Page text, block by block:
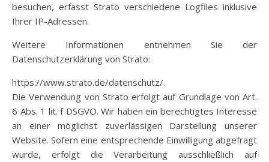
besuchen, erfasst Strato verschiedene Logfiles inklusive
Ihrer IP-Adressen.
Weitere Informationen entnehmen Sie der
Datenschutzerklärung von Strato:
https://www.strato.de/datenschutz/.
Die Verwendung von Strato erfolgt auf Grundlage von Art.
6 Abs. 1 lit. f DSGVO. Wir haben ein berechtigtes Interesse
an einer möglichst zuverlässigen Darstellung unserer
Website. Sofern eine entsprechende Einwilligung abgefragt
wurde, erfolgt die Verarbeitung ausschließlich auf